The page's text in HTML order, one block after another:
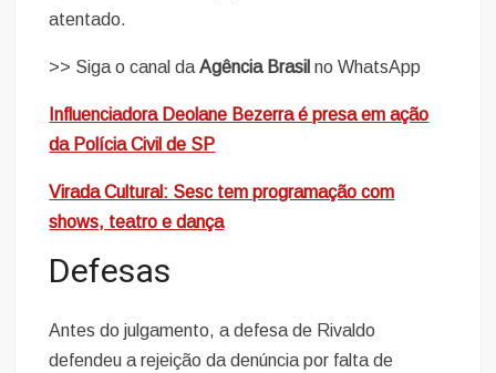
atentado.
>> Siga o canal daAgência Brasilno WhatsApp
Influenciadora Deolane Bezerra é presa em ação
da Polícia Civil de SP
Virada Cultural: Sesc tem programação com
shows, teatro e dança
Defesas
Antes do julgamento, a defesa de Rivaldo
defendeu a rejeição da denúncia por falta de